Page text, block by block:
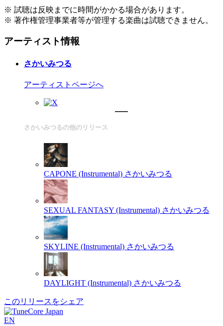
※ 試聴は反映までに時間がかかる場合があります。
※ 著作権管理事業者等が管理する楽曲は試聴できません。
アーティスト情報
さかいみつる
アーティストページへ
さかいみつるの他のリリース
CAPONE (Instrumental) さかいみつる
SEXUAL FANTASY (Instrumental) さかいみつる
SKYLINE (Instrumental) さかいみつる
DAYLIGHT (Instrumental) さかいみつる
このリリースをシェア
EN